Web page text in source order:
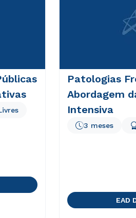
Patologias
Abordagem
Intensiva
3 meses
EAD